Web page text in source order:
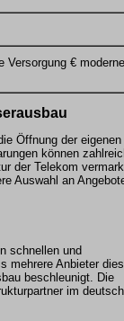
Versorgung € moderne
Öffnung der eigenen
können
der Telekom
Auswahl an
schnellen und
mehrere Anbieter
beschleunigt. Die
im